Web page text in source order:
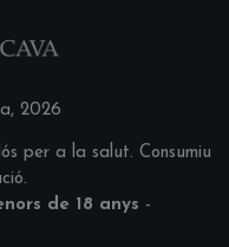
2026
per a la salut. Consumiu
de 18 anys -